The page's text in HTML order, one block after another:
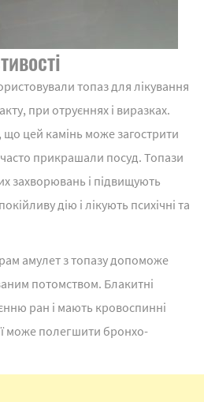
топаз для лікування
при отруєннях і виразках.
цей камінь може загострити
часто прикрашали посуд. Топази
захворювань і підвищують
дію і лікують психічні та
амулет з топазу допоможе
потомством. Блакитні
ран і мають кровоспинні
може полегшити бронхо-